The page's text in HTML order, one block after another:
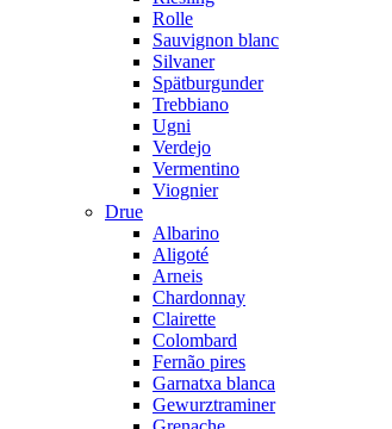
Rolle
Sauvignon blanc
Silvaner
Spätburgunder
Trebbiano
Ugni
Verdejo
Vermentino
Viognier
Drue
Albarino
Aligoté
Arneis
Chardonnay
Clairette
Colombard
Fernão pires
Garnatxa blanca
Gewurztraminer